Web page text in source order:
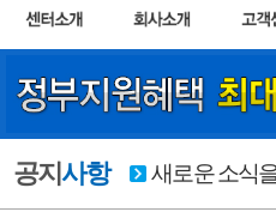
공지사항 새로운 소식